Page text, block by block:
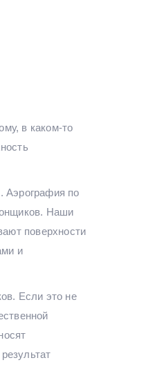
в каком-то
Аэрография по
Наши
поверхности
и
Если это не